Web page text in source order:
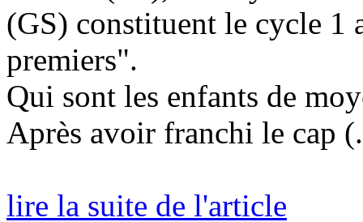
(GS) constituent le cycle 1
premiers".
Qui sont les enfants de
Après avoir franchi le cap
lire la suite de l'article